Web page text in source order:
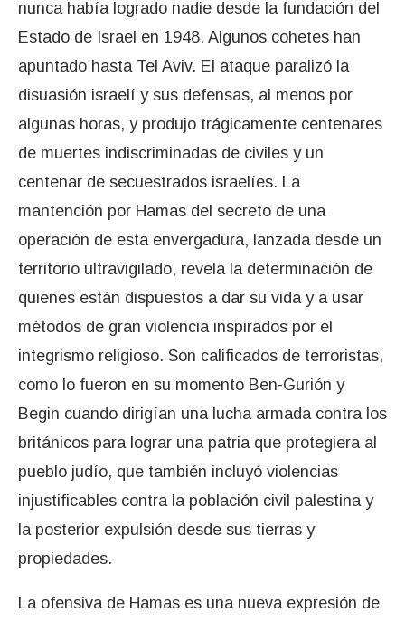
nunca había logrado nadie desde la fundación del
Estado de Israel en 1948. Algunos cohetes han
apuntado hasta Tel Aviv. El ataque paralizó la
disuasión israelí y sus defensas, al menos por
algunas horas, y produjo trágicamente centenares
de muertes indiscriminadas de civiles y un
centenar de secuestrados israelíes. La
mantención por Hamas del secreto de una
operación de esta envergadura, lanzada desde un
territorio ultravigilado, revela la determinación de
quienes están dispuestos a dar su vida y a usar
métodos de gran violencia inspirados por el
integrismo religioso. Son calificados de terroristas,
como lo fueron en su momento Ben-Gurión y
Begin cuando dirigían una lucha armada contra los
británicos para lograr una patria que protegiera al
pueblo judío, que también incluyó violencias
injustificables contra la población civil palestina y
la posterior expulsión desde sus tierras y
propiedades.
La ofensiva de Hamas es una nueva expresión de